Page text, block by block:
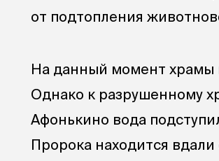
от подтопления
На данный момент храмы
Однако к разрушенному
Афонькино вода
Пророка находится